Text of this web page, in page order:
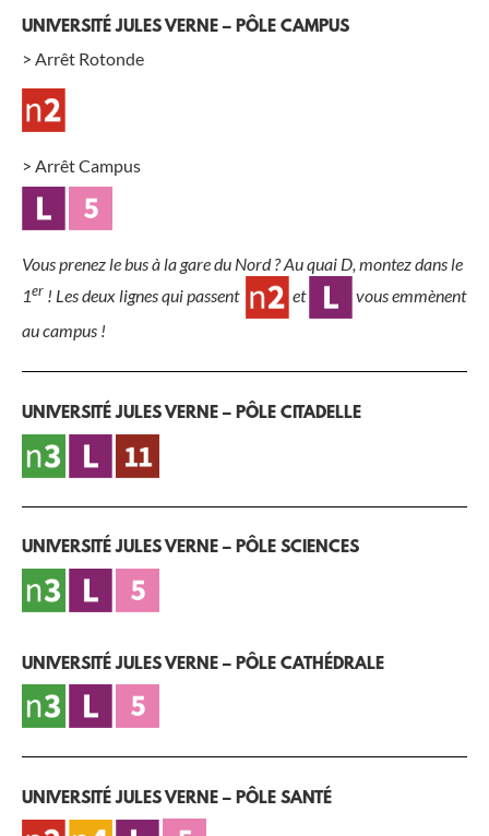
UNIVERSITÉ JULES VERNE – PÔLE CAMPUS
> Arrêt Rotonde
> Arrêt Campus
Vous prenez le bus à la gare du Nord ? Au quai D, montez dans le
1er ! Les deux lignes qui passent et
vous emmènent
au campus !
UNIVERSITÉ JULES VERNE – PÔLE CITADELLE
UNIVERSITÉ JULES VERNE – PÔLE SCIENCES
UNIVERSITÉ JULES VERNE – PÔLE CATHÉDRALE
UNIVERSITÉ JULES VERNE – PÔLE SANTÉ